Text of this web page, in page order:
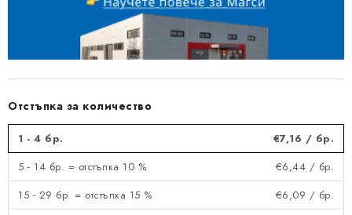
Отстъпка за количество
1 - 4 бр. €7,16 / бр.
5 - 14 бр. = отстъпка 10 %
€6,44 / бр.
15 - 29 бр. = отстъпка 15 %
€6,09 / бр.